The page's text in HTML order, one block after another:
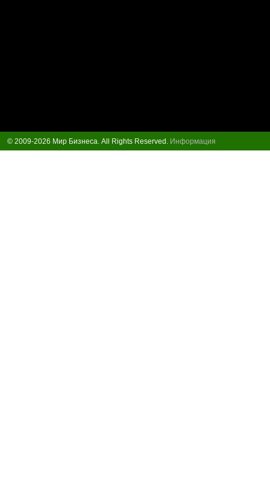
© 2009-2026 Мир Бизнеса. All Rights Reserved. Информация